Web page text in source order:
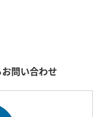
問い合わせ